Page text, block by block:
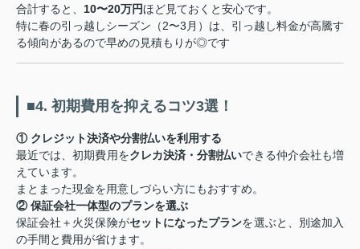
合計すると、 10〜20万円ほど見ておくと安心です。
特に春の引っ越しシーズン（2〜3月）は、引っ越し料金が高騰す
る傾向があるので早めの見積もりが◎です
■4. 初期費用を抑えるコツ3選！
① クレジット決済や分割払いを利用する
最近では、初期費用をクレカ決済・分割払いできる仲介会社も増
えています。
まとまった現金を用意しづらい方にもおすすめ。
② 保証会社一体型のプランを選ぶ
保証会社＋火災保険がセットになったプランを選ぶと、別途加入
の手間と費用が省けます。